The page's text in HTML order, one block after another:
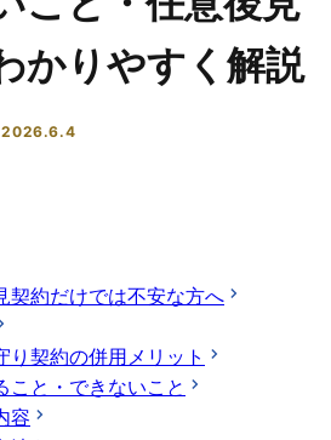
かりやすく解説
2026.6.4
契約だけでは不安な方へ
り契約の併用メリット
こと・できないこと
容